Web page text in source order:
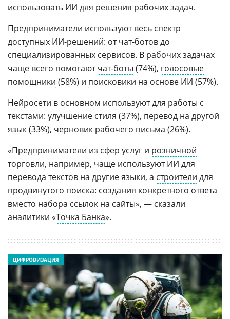
использовать ИИ для решения рабочих задач.
Предприниматели используют весь спектр
доступных ИИ-решений: от чат-ботов до
специализированных сервисов. В рабочих задачах
чаще всего помогаютчат-боты (74%), голосовые
помощники (58%) и поисковики на основе ИИ (57%).
Нейросети в основном используют для работы с
текстами: улучшение стиля (37%), перевод на другой
язык (33%), черновик рабочего письма (26%).
«Предприниматели из сфер услуг и розничной
торговли, например, чаще используют ИИ для
перевода текстов на другие языки, а строители для
продвинутого поиска: создания конкретного ответа
вместо набора ссылок на сайты», — сказали
аналитики «Точка Банка».
ЦИФРОВИЗАЦИЯ